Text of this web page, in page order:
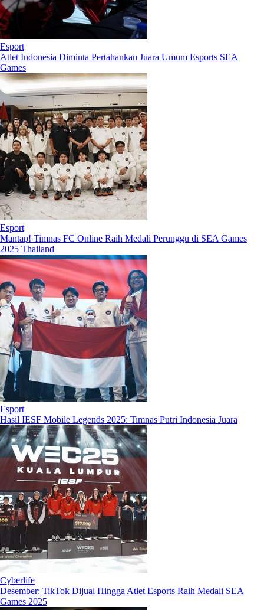
Esport
Atlet Indonesia Diminta Pertahankan Juara Umum Esports SEA
Games
Esport
Mantap! Timnas FC Online Raih Medali Perunggu di SEA Games
2025 Thailand
Esport
Hasil IESF Mobile Legends 2025: Timnas Putri Indonesia Juara
Cyberlife
Desember: TikTok Dijual Hingga Atlet Esports Raih Medali SEA
Games 2025